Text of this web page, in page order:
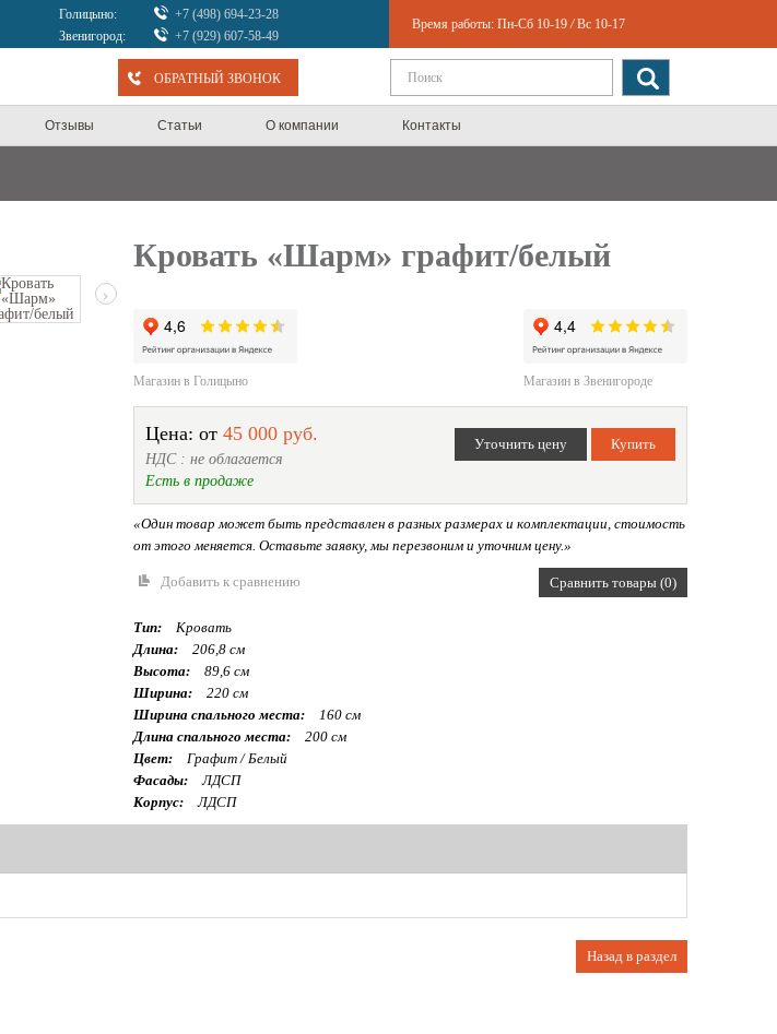
Голицыно:
+7 (498) 694-23-28
Звенигород:
+7 (929) 607-58-49
Время работы: Пн-Сб 10-19 / Вс 10-17
ОБРАТНЫЙ ЗВОНОК
Отзывы Статьи О компании Контакты
›
Кровать «Шарм» графит/белый
Магазин в Голицыно Магазин в Звенигороде
Цена: от 45 000 руб.
НДС : не облагается
Есть в продаже
«Один товар может быть представлен в разных размерах и комплектации, стоимость
от этого меняется. Оставьте заявку, мы перезвоним и уточним цену.»
Добавить к сравнению Сравнить товары (0)
Тип:
Кровать
Длина:
206,8 см
Высота:
89,6 см
Ширина:
220 см
Ширина спального места:
160 см
Длина спального места:
200 см
Цвет:
Графит / Белый
Фасады:
ЛДСП
Корпус:
ЛДСП
Назад в раздел